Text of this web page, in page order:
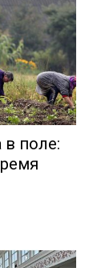
в поле: